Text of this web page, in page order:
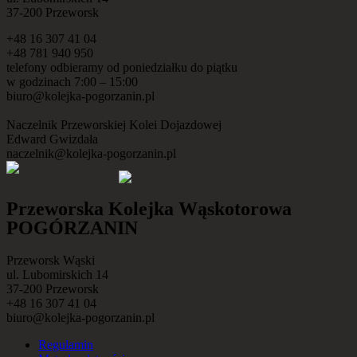
37-200 Przeworsk
+48 16 307 41 04
+48 781 940 950
telefony odbieramy od poniedziałku do piątku
w godzinach 7:00 – 15:00
biuro@kolejka-pogorzanin.pl
Naczelnik Przeworskiej Kolei Dojazdowej
Edward Gwizdała
naczelnik@kolejka-pogorzanin.pl
Przeworska Kolejka Wąskotorowa
POGÓRZANIN
Przeworsk Wąski
ul. Lubomirskich 14
37-200 Przeworsk
+48 16 307 41 04
biuro@kolejka-pogorzanin.pl
Regulamin